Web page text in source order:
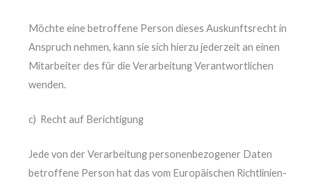
Möchte eine betroffene Person dieses Auskunftsrecht in
Anspruch nehmen, kann sie sich hierzu jederzeit an einen
Mitarbeiter des für die Verarbeitung Verantwortlichen
wenden.
c) Recht auf Berichtigung
Jede von der Verarbeitung personenbezogener Daten
betroffene Person hat das vom Europäischen Richtlinien-